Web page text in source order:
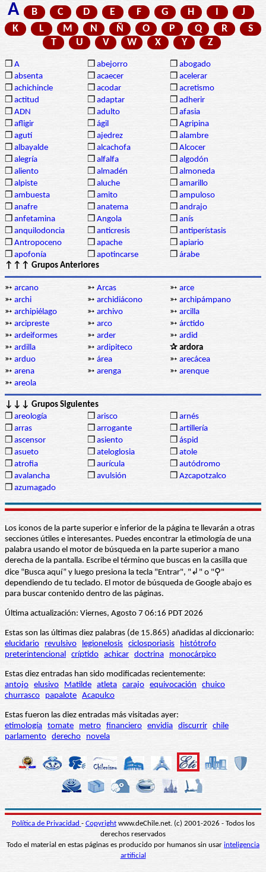
A B C D E F G H I
J
K
L M N Ñ O P Q R
S
T
U V W X Y Z
❒ A ❒ abejorro ❒ abogado
❒ absenta ❒ acaecer ❒ acelerar
❒ achichincle ❒ acodar ❒ acretismo
❒ actitud ❒ adaptar ❒ adherir
❒ ADN ❒ adulto ❒ afasia
❒ afligir ❒ ágil ❒ Agripina
❒ agutí ❒ ajedrez ❒ alambre
❒ albayalde ❒ alcachofa ❒ Alcocer
❒ alegría ❒ alfalfa ❒ algodón
❒ aliento ❒ almadén ❒ almoneda
❒ alpiste ❒ aluche ❒ amarillo
❒ ambuesta ❒ amito ❒ ampuloso
❒ anafre ❒ anatema ❒ andrajo
❒ anfetamina ❒ Angola ❒ anís
❒ anquilodoncia ❒ anticresis ❒ antiperístasis
❒ Antropoceno ❒ apache ❒ apiario
❒ apofonía ❒ apotincarse ❒ árabe
↑↑↑ Grupos Anteriores
➳ arcano ➳ Arcas ➳ arce
➳ archi ➳ archidiácono ➳ archipámpano
➳ archipiélago ➳ archivo ➳ arcilla
➳ arcipreste ➳ arco ➳ árctido
➳ ardeiformes ➳ arder ➳ ardid
➳ ardilla ➳ ardipiteco
✰ ardora
➳ arduo ➳ área ➳ arecácea
➳ arena ➳ arenga ➳ arenque
➳ areola
↓↓↓ Grupos Siguientes
❒ areología ❒ arisco ❒ arnés
❒ arras ❒ arrogante ❒ artillería
❒ ascensor ❒ asiento ❒ áspid
❒ asueto ❒ ateloglosia ❒ atole
❒ atrofia ❒ aurícula ❒ autódromo
❒ avalancha ❒ avulsión ❒ Azcapotzalco
❒ azumagado
Los iconos de la parte superior e inferior de la página te llevarán a otras
secciones útiles e interesantes. Puedes encontrar la etimología de una
palabra usando el motor de búsqueda en la parte superior a mano
derecha de la pantalla. Escribe el término que buscas en la casilla que
dice “Busca aquí” y luego presiona la tecla "Entrar", "↲" o "⚲"
dependiendo de tu teclado. El motor de búsqueda de Google abajo es
para buscar contenido dentro de las páginas.
Última actualización: Viernes, Agosto 7 06:16 PDT 2026
Estas son las últimas diez palabras (de 15.865) añadidas al diccionario:
elucidario
revulsivo legionelosis ciclosporiasis
histótrofo
preterintencional críptido achicar doctrina monocárpico
Estas diez entradas han sido modificadas recientemente:
antojo elusivo Matilde atleta carajo equivocación
chuico
churrasco
papalote Acapulco
Estas fueron las diez entradas más visitadas ayer:
etimología tomate metro financiero envidia discurrir chile
parlamento derecho novela
Política de Privacidad - Copyrightwww.deChile.net. (c) 2001-2026 - Todos los
derechos reservados
Todo el material en estas páginas es producido por humanos sin usar inteligencia
artificial